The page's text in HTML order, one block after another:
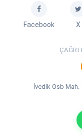
Facebook X
ÇAĞRI
İvedik Osb Mah.